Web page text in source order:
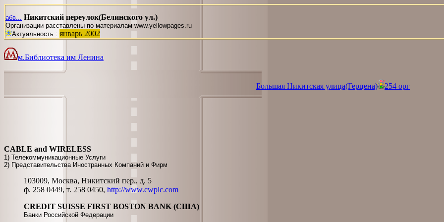
абв... Никитский переулок(Белинского ул.)
Организации расставлены по материалам www.yellowpages.ru
Актуальность : январь 2002
м.Библиотека им Ленина
Большая Никитская улица(Герцена) 254 орг
CABLE and WIRELESS
1) Телекоммуникационные Услуги
2) Представительства Иностранных Компаний и Фирм
103009, Москва, Никитский пер., д. 5
ф. 258 0449, т. 258 0450, http://www.cwplc.com
CREDIT SUISSE FIRST BOSTON BANK (США)
Банки Российской Федерации